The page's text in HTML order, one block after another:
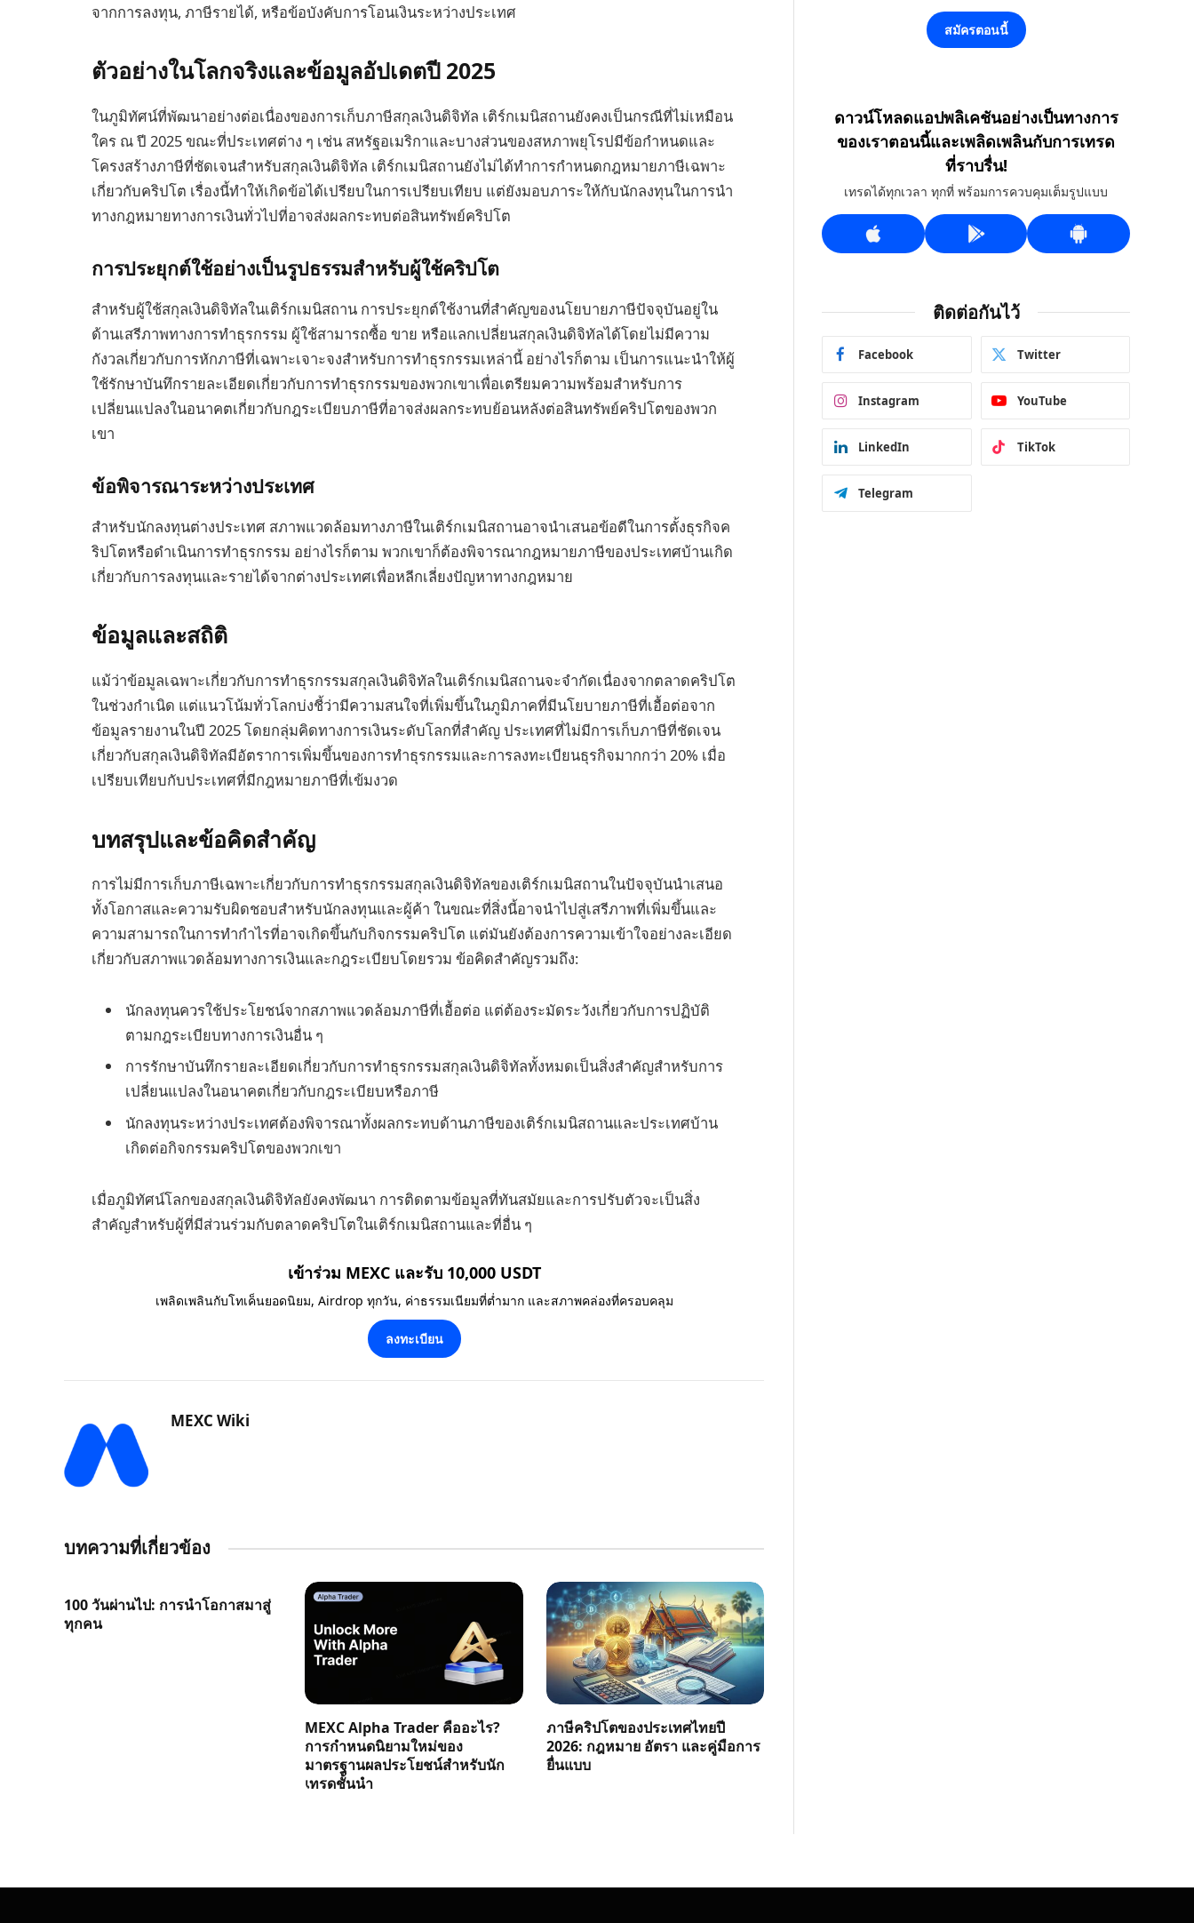
จากการลงทุน, ภาษีรายได้, หรือข้อบังคับการโอนเงินระหว่างประเทศ
ตัวอย่างในโลกจริงและข้อมูลอัปเดตปี 2025
ในภูมิทัศน์ที่พัฒนาอย่างต่อเนื่องของการเก็บภาษีสกุลเงินดิจิทัล เติร์กเมนิสถานยังคงเป็นกรณีที่ไม่เหมือน
ใคร ณ ปี 2025 ขณะที่ประเทศต่าง ๆ เช่น สหรัฐอเมริกาและบางส่วนของสหภาพยุโรปมีข้อกำหนดและ
โครงสร้างภาษีที่ชัดเจนสำหรับสกุลเงินดิจิทัล เติร์กเมนิสถานยังไม่ได้ทำการกำหนดกฎหมายภาษีเฉพาะ
เกี่ยวกับคริปโต เรื่องนี้ทำให้เกิดข้อได้เปรียบในการเปรียบเทียบ แต่ยังมอบภาระให้กับนักลงทุนในการนำ
ทางกฎหมายทางการเงินทั่วไปที่อาจส่งผลกระทบต่อสินทรัพย์คริปโต
การประยุกต์ใช้อย่างเป็นรูปธรรมสำหรับผู้ใช้คริปโต
สำหรับผู้ใช้สกุลเงินดิจิทัลในเติร์กเมนิสถาน การประยุกต์ใช้งานที่สำคัญของนโยบายภาษีปัจจุบันอยู่ใน
ด้านเสรีภาพทางการทำธุรกรรม ผู้ใช้สามารถซื้อ ขาย หรือแลกเปลี่ยนสกุลเงินดิจิทัลได้โดยไม่มีความ
กังวลเกี่ยวกับการหักภาษีที่เฉพาะเจาะจงสำหรับการทำธุรกรรมเหล่านี้ อย่างไรก็ตาม เป็นการแนะนำให้ผู้
ใช้รักษาบันทึกรายละเอียดเกี่ยวกับการทำธุรกรรมของพวกเขาเพื่อเตรียมความพร้อมสำหรับการ
เปลี่ยนแปลงในอนาคตเกี่ยวกับกฎระเบียบภาษีที่อาจส่งผลกระทบย้อนหลังต่อสินทรัพย์คริปโตของพวก
เขา
ข้อพิจารณาระหว่างประเทศ
สำหรับนักลงทุนต่างประเทศ สภาพแวดล้อมทางภาษีในเติร์กเมนิสถานอาจนำเสนอข้อดีในการตั้งธุรกิจค
ริปโตหรือดำเนินการทำธุรกรรม อย่างไรก็ตาม พวกเขาก็ต้องพิจารณากฎหมายภาษีของประเทศบ้านเกิด
เกี่ยวกับการลงทุนและรายได้จากต่างประเทศเพื่อหลีกเลี่ยงปัญหาทางกฎหมาย
ข้อมูลและสถิติ
แม้ว่าข้อมูลเฉพาะเกี่ยวกับการทำธุรกรรมสกุลเงินดิจิทัลในเติร์กเมนิสถานจะจำกัดเนื่องจากตลาดคริปโต
ในช่วงกำเนิด แต่แนวโน้มทั่วโลกบ่งชี้ว่ามีความสนใจที่เพิ่มขึ้นในภูมิภาคที่มีนโยบายภาษีที่เอื้อต่อจาก
ข้อมูลรายงานในปี 2025 โดยกลุ่มคิดทางการเงินระดับโลกที่สำคัญ ประเทศที่ไม่มีการเก็บภาษีที่ชัดเจน
เกี่ยวกับสกุลเงินดิจิทัลมีอัตราการเพิ่มขึ้นของการทำธุรกรรมและการลงทะเบียนธุรกิจมากกว่า 20% เมื่อ
เปรียบเทียบกับประเทศที่มีกฎหมายภาษีที่เข้มงวด
บทสรุปและข้อคิดสำคัญ
การไม่มีการเก็บภาษีเฉพาะเกี่ยวกับการทำธุรกรรมสกุลเงินดิจิทัลของเติร์กเมนิสถานในปัจจุบันนำเสนอ
ทั้งโอกาสและความรับผิดชอบสำหรับนักลงทุนและผู้ค้า ในขณะที่สิ่งนี้อาจนำไปสู่เสรีภาพที่เพิ่มขึ้นและ
ความสามารถในการทำกำไรที่อาจเกิดขึ้นกับกิจกรรมคริปโต แต่มันยังต้องการความเข้าใจอย่างละเอียด
เกี่ยวกับสภาพแวดล้อมทางการเงินและกฎระเบียบโดยรวม ข้อคิดสำคัญรวมถึง:
นักลงทุนควรใช้ประโยชน์จากสภาพแวดล้อมภาษีที่เอื้อต่อ แต่ต้องระมัดระวังเกี่ยวกับการปฏิบัติ
ตามกฎระเบียบทางการเงินอื่น ๆ
การรักษาบันทึกรายละเอียดเกี่ยวกับการทำธุรกรรมสกุลเงินดิจิทัลทั้งหมดเป็นสิ่งสำคัญสำหรับการ
เปลี่ยนแปลงในอนาคตเกี่ยวกับกฎระเบียบหรือภาษี
นักลงทุนระหว่างประเทศต้องพิจารณาทั้งผลกระทบด้านภาษีของเติร์กเมนิสถานและประเทศบ้าน
เกิดต่อกิจกรรมคริปโตของพวกเขา
เมื่อภูมิทัศน์โลกของสกุลเงินดิจิทัลยังคงพัฒนา การติดตามข้อมูลที่ทันสมัยและการปรับตัวจะเป็นสิ่ง
สำคัญสำหรับผู้ที่มีส่วนร่วมกับตลาดคริปโตในเติร์กเมนิสถานและที่อื่น ๆ
เข้าร่วม MEXC และรับ 10,000 USDT
เพลิดเพลินกับโทเค็นยอดนิยม, Airdrop ทุกวัน, ค่าธรรมเนียมที่ต่ำมาก และสภาพคล่องที่ครอบคลุม
ลงทะเบียน
MEXC Wiki
บทความที่เกี่ยวข้อง
100 วันผ่านไป: การนำโอกาสมาสู่
ทุกคน
MEXC Alpha Trader คืออะไร?
การกำหนดนิยามใหม่ของ
มาตรฐานผลประโยชน์สำหรับนัก
เทรดชั้นนำ
ภาษีคริปโตของประเทศไทยปี
2026: กฎหมาย อัตรา และคู่มือการ
ยื่นแบบ
สมัครตอนนี้
ดาวน์โหลดแอปพลิเคชันอย่างเป็นทางการ
ของเราตอนนี้และเพลิดเพลินกับการเทรด
ที่ราบรื่น!
เทรดได้ทุกเวลา ทุกที่ พร้อมการควบคุมเต็มรูปแบบ
ติดต่อกันไว้
Facebook Twitter
Instagram YouTube
LinkedIn TikTok
Telegram